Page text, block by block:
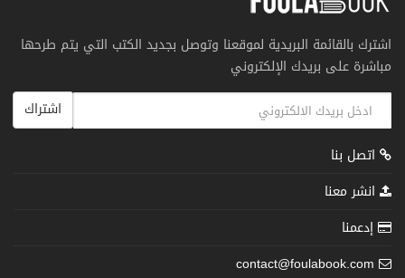
اشترك بالقائمة البريدية لموقعنا وتوصل بجديد الكتب التي يتم طرحها
مباشرة على بريدك الإلكتروني
اشتراك
اتصل بنا
انشر معنا
إدعمنا
contact@foulabook.com